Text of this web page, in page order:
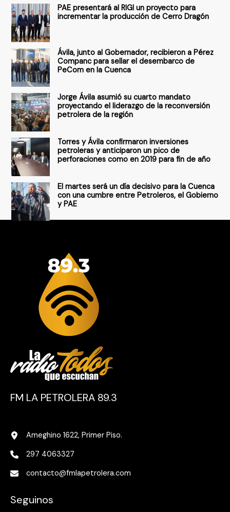
c
a
r
o
r
:
PAE presentará al RIGI un proyecto para
incrementar la producción de Cerro Dragón
Ávila, junto al Gobernador, recibieron a Pérez
Companc para sellar el desembarco de
PeCom en la Cuenca
Jorge Ávila asumió su cuarto mandato
proyectando el liderazgo de la reconversión
petrolera de la región
Torres y Ávila confirmaron inversiones
petroleras y anticiparon un pico de
perforaciones como en 2019 para fin de año
El martes será un día decisivo para la Cuenca
con una cumbre entre Petroleros, el Gobierno
y PAE
FM LA PETROLERA 89.3
Ameghino 1622, Primer Piso.
297 4063327
contacto@fmlapetrolera.com
Seguinos